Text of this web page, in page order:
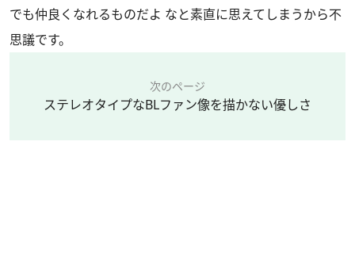
でも仲良くなれるものだよ なと素直に思えてしまうから不
思議です。
次のページ
ステレオタイプなBLファン像を描かない優しさ